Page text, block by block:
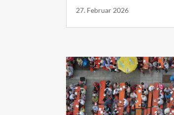
27. Februar 2026